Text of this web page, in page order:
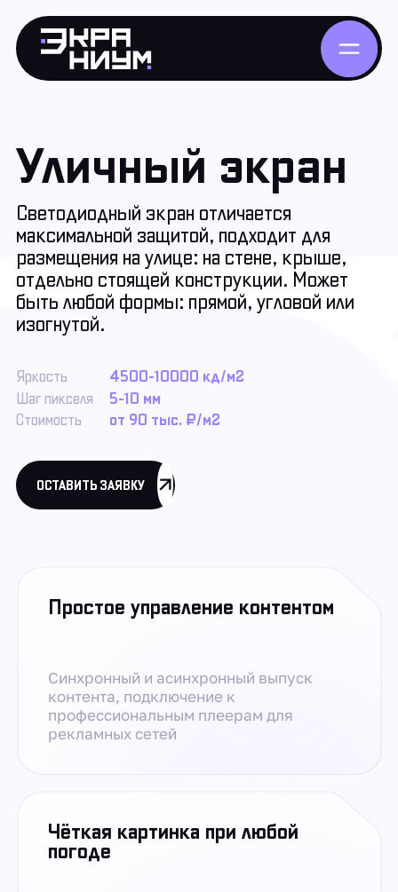
Уличный экран
Светодиодный экран отличается
максимальной защитой, подходит для
размещения на улице: на стене, крыше,
отдельно стоящей конструкции. Может
быть любой формы: прямой, угловой или
изогнутой.
Яркость
4500-10000 кд/м2
Шаг пикселя
5-10 мм
Стоимость
от 90 тыс. ₽/м2
ОСТАВИТЬ ЗАЯВКУ
Простое управление контентом
Синхронный и асинхронный выпуск
контента, подключение к
профессиональным плеерам для
рекламных сетей
Чёткая картинка при любой
погоде